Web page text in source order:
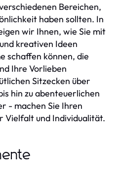
Bereichen,
haben sollten. In
wir Ihnen, wie Sie mit
kreativen Ideen
schaffen können, die
Ihre Vorlieben
Sitzecken über
hin zu abenteuerlichen
- machen Sie Ihren
Vielfalt und Individualität.